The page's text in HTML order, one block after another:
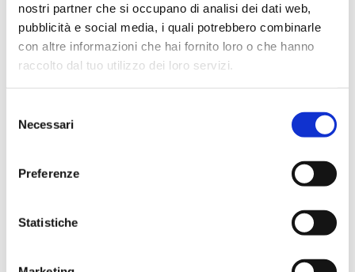
nostri partner che si occupano di analisi dei dati web,
pubblicità e social media, i quali potrebbero combinarle
con altre informazioni che hai fornito loro o che hanno
raccolto dal tuo utilizzo dei loro servizi.
delNecessari
Preferenze
Statistiche
completato l'acquisto, riceverai via mail il Biglietto Open
con le istruzioni per la conversione in biglietto di ingresso.